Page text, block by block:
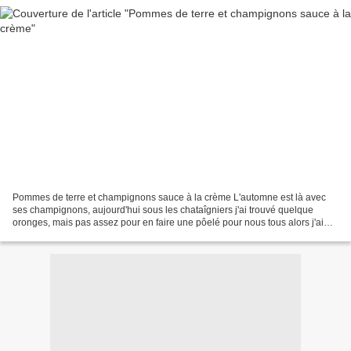
Pommes de terre et champignons sauce à la crème L'automne est là avec
ses champignons, aujourd'hui sous les chataîgniers j'ai trouvé quelque
oronges, mais pas assez pour en faire une pôelé pour nous tous alors j'ai